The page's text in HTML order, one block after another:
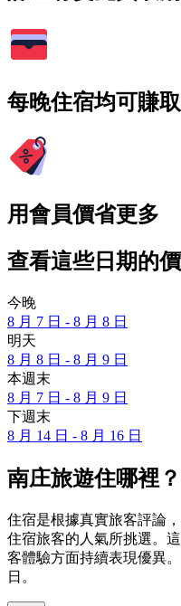
每晚住宿均可賺
用會員價省更多
查看這些日期的
今晚
8 月 7 日 - 8 月 8 日
明天
8 月 8 日 - 8 月 9 日
本週末
8 月 7 日 - 8 月 9 日
下週末
8 月 14 日 - 8 月 16 日
南庄旅遊住哪裡？
住宿是根據真實旅客評論
住宿旅客的人氣所挑選。
客體驗方面持續表現優異
日 。